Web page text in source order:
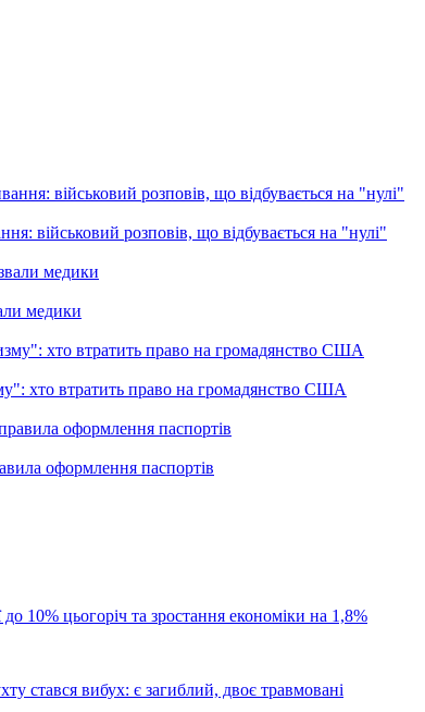
військовий розповів, що відбувається на "нулі"
медики
хто втратить право на громадянство США
оформлення паспортів
10% цьогоріч та зростання економіки на 1,8%
стався вибух: є загиблий, двоє травмовані